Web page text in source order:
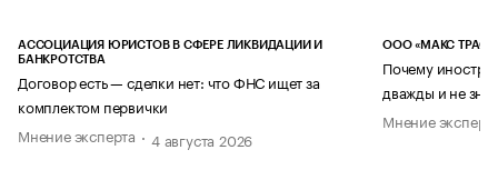
АССОЦИАЦИЯ ЮРИСТОВ В СФЕРЕ ЛИКВИДАЦИИ И
БАНКРОТСТВА
Договор есть — сделки нет: что ФНС ищет за
комплектом первички
Мнение эксперта
4 августа 2026
ООО «МАКС ТРАСТ»
Почему
дважды и не
Мнение